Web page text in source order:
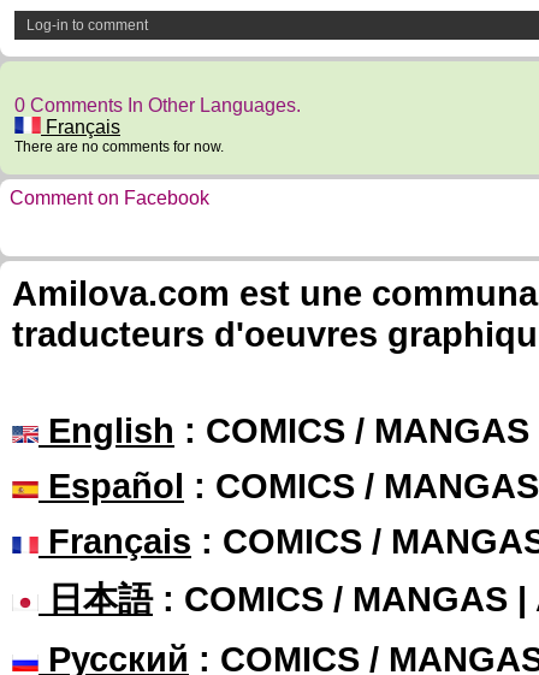
Log-in to comment
0 Comments In Other Languages.
Français
There are no comments for now.
Comment on Facebook
Amilova.com est une
traducteurs d'oeuvres
English : COMICS /
Español : COMICS /
Français : COMICS /
日本語: COMICS / MANGAS |
Русский : COMICS /